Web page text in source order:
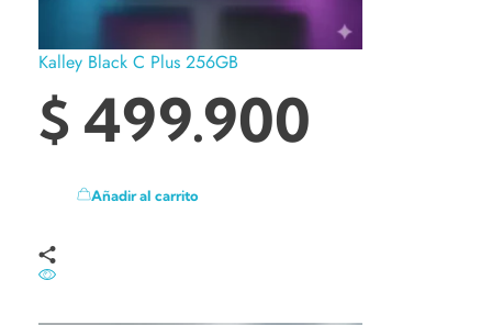
Kalley Black C Plus 256GB
$ 499.900
Añadir al carrito